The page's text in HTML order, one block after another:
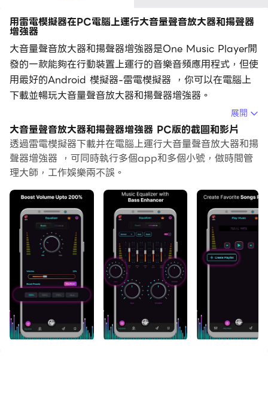
用雷電模擬器在PC電腦上運行大音量聲音放大器和揚聲器
增強器
大音量聲音放大器和揚聲器增強器是One Music Player開
發的一款能夠在行動裝置上運行的音樂音頻應用程式，但使
用最好的Android 模擬器-雷電模擬器 ，你可以在電腦上
下載並暢玩大音量聲音放大器和揚聲器增強器。
在電腦上運行大音量聲音放大器和揚聲器增強器，您可以在
大螢幕上清晰地瀏覽, 而用滑鼠和鍵盤操控應用程式比用觸
摸屏鍵盤要快得多，同時你將永遠不必擔心設備的電量問
題。
通過多開和同步功能，你甚至可以在PC上運行多個應用程
式和帳戶。
而文件互傳功能讓分享圖像、影片和文件也變得非常容易。
下載大音量聲音放大器和揚聲器增強器並在PC上運行。享
受PC端的大螢幕和高畫質畫質吧!
音量增強 “揚聲器的大音量增強器”有助於增強視頻、音
頻和安卓設備上所有通知的響度。
展開
大音量聲音放大器和揚聲器增強器 PC版的截圖和影片
透過雷電模擬器下載并在電腦上運行大音量聲音放大器和揚
聲器增強器 ，可同時執行多個app和多個小號，做時間管
理大師，工作娛樂兩不誤。